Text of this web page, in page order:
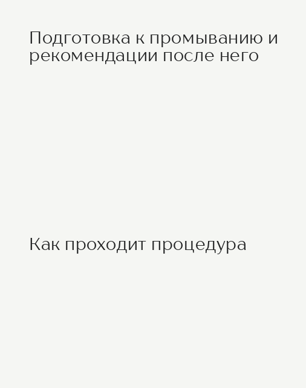
Подготовка к промыванию и
рекомендации после него
Как проходит процедура